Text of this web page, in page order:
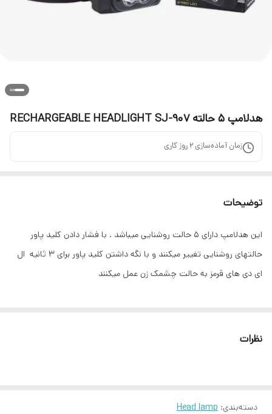
هدلامپ ۵ حالته RECHARGEABLE HEADLIGHT SJ-907
زمان آماده‌سازی2 روز کاری
توضیحات
این هدلامپ دارای ۵ حالت روشنایی میباشد . با فشار دادن کلید پاور
حالتهای روشنایی تغییر میکنند و با نگه داشتن کلید پاور برای ۳ ثانیه ال
ای دی های قرمز به حالت چشمک زن عمل میکنند
نظرات
دسته‌بندی:
Head lamp